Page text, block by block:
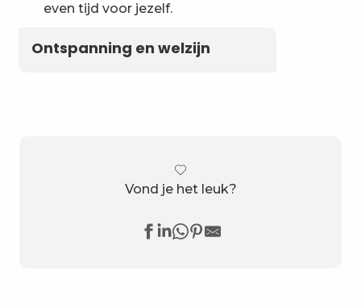
even tijd voor jezelf.
Ontspanning en welzijn
Vond je het leuk?